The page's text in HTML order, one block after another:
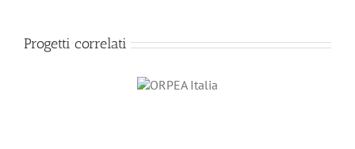
Progetti correlati